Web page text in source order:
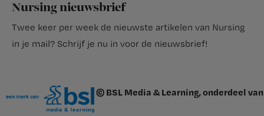
Nursing nieuwsbrief
Twee keer per week de nieuwste artikelen van Nursing
in je mail? Schrijf je nu in voor de nieuwsbrief!
© BSL Media & Learning, onderdeel van